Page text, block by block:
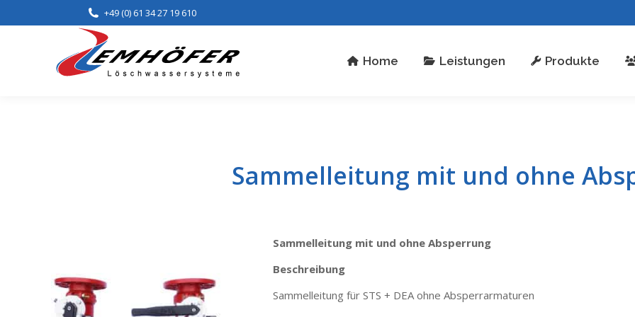
+49 (0) 61 34 27 19 610
Home Leistungen Produkte
Sammelleitung mit und ohne
Sammelleitung mit und ohne Absperrung
Beschreibung
Sammelleitung für STS + DEA ohne Absperrarmaturen
Home Leistungen Produkte Über uns Kontakt